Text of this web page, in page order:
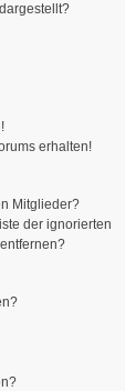
erhalten!
Mitglieder?
der ignorierten